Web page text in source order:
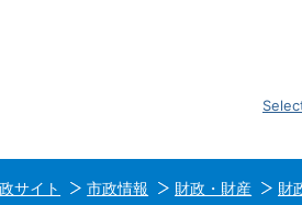
サイト 市政情報 財政・財産 財